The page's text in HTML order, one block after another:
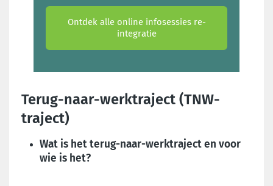
Ontdek alle online infosessies re-
integratie
Terug-naar-werktraject (TNW-
traject)
Wat is het terug-naar-werktraject en voor
wie is het?